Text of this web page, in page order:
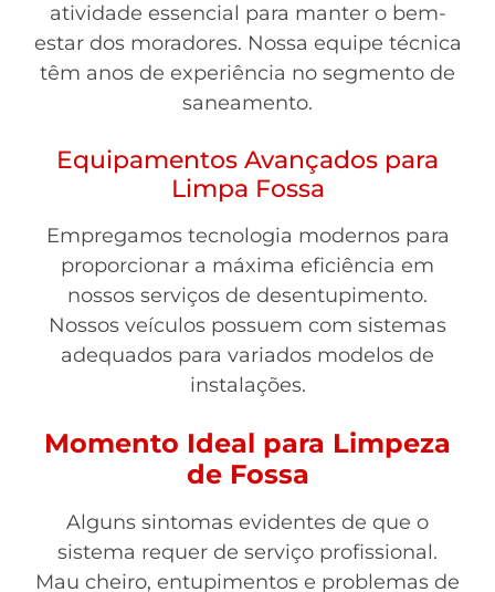
atividade essencial para manter o bem-
estar dos moradores. Nossa equipe técnica
têm anos de experiência no segmento de
saneamento.
Equipamentos Avançados para
Limpa Fossa
Empregamos tecnologia modernos para
proporcionar a máxima eficiência em
nossos serviços de desentupimento.
Nossos veículos possuem com sistemas
adequados para variados modelos de
instalações.
Momento Ideal para Limpeza
de Fossa
Alguns sintomas evidentes de que o
sistema requer de serviço profissional.
Mau cheiro, entupimentos e problemas de